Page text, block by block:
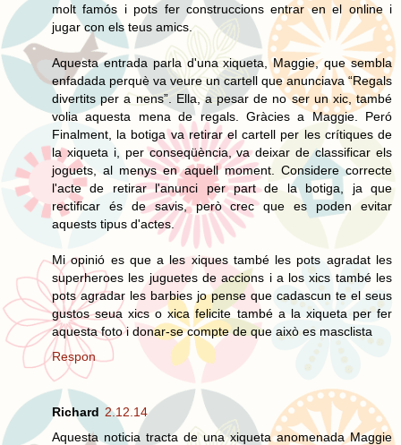
molt famós i pots fer construccions entrar en el online i
jugar con els teus amics.
Aquesta entrada parla d'una xiqueta, Maggie, que sembla
enfadada perquè va veure un cartell que anunciava “Regals
divertits per a nens”. Ella, a pesar de no ser un xic, també
volia aquesta mena de regals. Gràcies a Maggie. Peró
Finalment, la botiga va retirar el cartell per les crítiques de
la xiqueta i, per conseqüència, va deixar de classificar els
joguets, al menys en aquell moment. Considere correcte
l'acte de retirar l'anunci per part de la botiga, ja que
rectificar és de savis, però crec que es poden evitar
aquests tipus d'actes.
Mi opinió es que a les xiques també les pots agradat les
superheroes les juguetes de accions i a los xics també les
pots agradar les barbies jo pense que cadascun te el seus
gustos seua xics o xica felicite també a la xiqueta per fer
aquesta foto i donar-se compte de que això es masclista
Respon
Richard 2.12.14
Aquesta noticia tracta de una xiqueta anomenada Maggie